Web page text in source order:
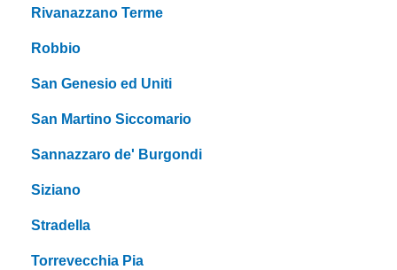
Rivanazzano Terme
Robbio
San Genesio ed Uniti
San Martino Siccomario
Sannazzaro de' Burgondi
Siziano
Stradella
Torrevecchia Pia